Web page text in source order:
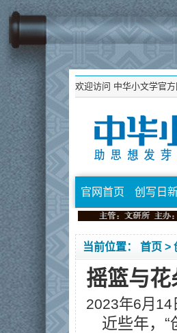
欢迎访问 中华小文学官
官网首页 创写日
当前位置： 首页 >
摇篮与
2023年6月14
近些年，“